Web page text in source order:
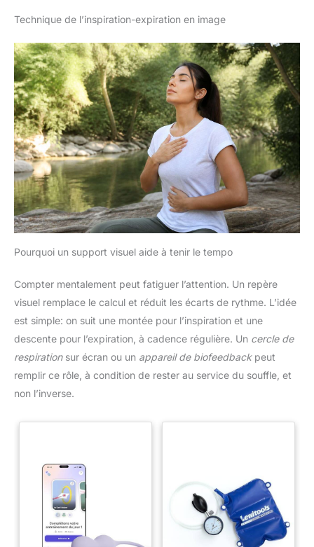
Technique de l’inspiration-expiration en image
Pourquoi un support visuel aide à tenir le tempo
Compter mentalement peut fatiguer l’attention. Un repère
visuel remplace le calcul et réduit les écarts de rythme. L’idée
est simple: on suit une montée pour l’inspiration et une
descente pour l’expiration, à cadence régulière. Un cercle de
respirationsur écran ou un appareil de biofeedbackpeut
remplir ce rôle, à condition de rester au service du souffle, et
non l’inverse.